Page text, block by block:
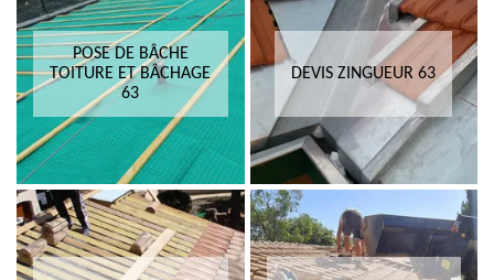
POSE DE BÂCHE
TOITURE ET BÂCHAGE
63
DEVIS ZINGUEUR 63